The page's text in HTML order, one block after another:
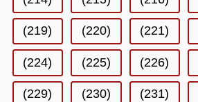
(219) (220) (221)
(224) (225) (226)
(229) (230) (231)